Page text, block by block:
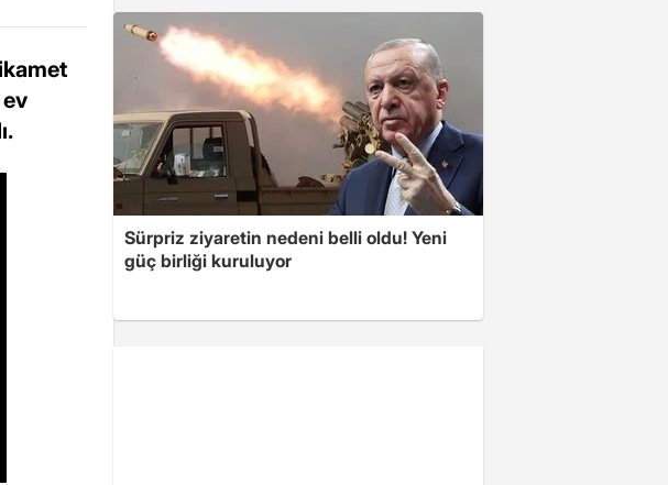
Sürpriz ziyaretin nedeni belli oldu! Yeni
güç birliği kuruluyor